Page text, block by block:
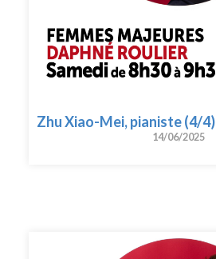
Zhu Xiao-Mei, pianiste (4/4)
14/06/2025